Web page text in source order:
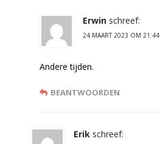
Erwin schreef:
24 MAART 2023 OM 21:44
Andere tijden.
BEANTWOORDEN
Erik schreef: